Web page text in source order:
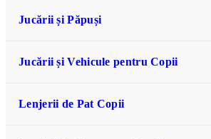
Jucării și Păpuși
Jucării și Vehicule pentru Copii
Lenjerii de Pat Copii